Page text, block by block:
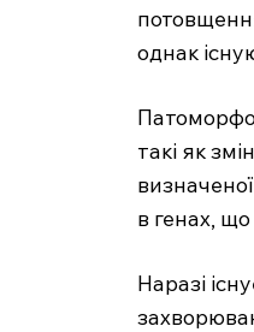
однак
такі як
в генах, що
Наразі